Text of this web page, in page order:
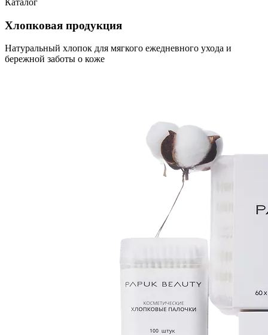
Хлопковая продукция
Натуральный хлопок для мягкого ежедневного ухода и
бережной заботы о коже